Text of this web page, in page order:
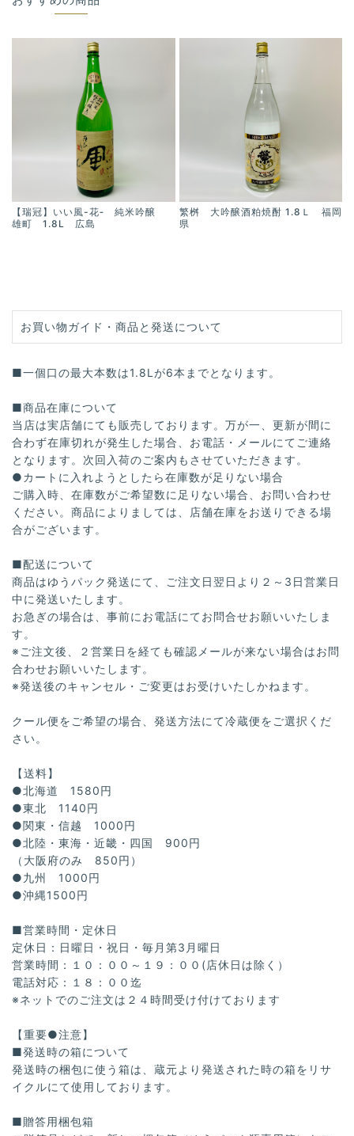
【瑞冠】いい風-花‐ 純米吟醸
雄町 1.8L 広島
繁桝 大吟醸酒粕焼酎 1.8Ｌ 福岡
県
お買い物ガイド・商品と発送について
■一個口の最大本数は1.8Lが6本までとなります。
■商品在庫について
当店は実店舗にても販売しております。万が一、更新が間に
合わず在庫切れが発生した場合、お電話・メールにてご連絡
となります。次回入荷のご案内もさせていただきます。
●カートに入れようとしたら在庫数が足りない場合
ご購入時、在庫数がご希望数に足りない場合、お問い合わせ
ください。商品によりましては、店舗在庫をお送りできる場
合がございます。
■配送について
商品はゆうパック発送にて、ご注文日翌日より２～3日営業日
中に発送いたします。
お急ぎの場合は、事前にお電話にてお問合せお願いいたしま
す。
※ご注文後、２営業日を経ても確認メールが来ない場合はお問
合わせお願いいたします。
※発送後のキャンセル・ご変更はお受けいたしかねます。
クール便をご希望の場合、発送方法にて冷蔵便をご選択くだ
さい。
【送料】
●北海道 1580円
●東北 1140円
●関東・信越 1000円
●北陸・東海・近畿・四国 900円
（大阪府のみ 850円）
●九州 1000円
●沖縄1500円
■営業時間・定休日
定休日：日曜日・祝日・毎月第3月曜日
営業時間：１０：００～１９：００(店休日は除く）
電話対応：１８：００迄
※ネットでのご注文は２４時間受け付けております
【重要●注意】
■発送時の箱について
発送時の梱包に使う箱は、蔵元より発送された時の箱をリサ
イクルにて使用しております。
■贈答用梱包箱